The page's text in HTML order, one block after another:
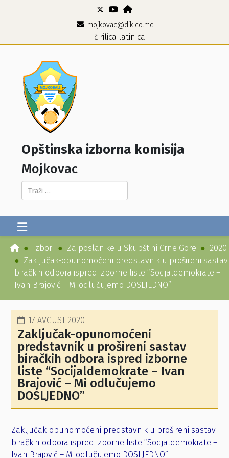
mojkovac@dik.co.me
ćirilica latinica
Opštinska izborna komisija
Mojkovac
Pretraga...
Izbori Za poslanike u Skupštini Crne Gore
2020
Zaključak-opunomoćeni predstavnik u prošireni sastav
biračkih odbora ispred izborne liste “Socijaldemokrate –
Ivan Brajović – Mi odlučujemo DOSLJEDNO”
17 AVGUST 2020
Zaključak-opunomoćeni
predstavnik u prošireni sastav
biračkih odbora ispred izborne
liste “Socijaldemokrate – Ivan
Brajović – Mi odlučujemo
DOSLJEDNO”
Zaključak-opunomoćeni predstavnik u prošireni sastav
biračkih odbora ispred izborne liste “Socijaldemokrate –
Ivan Brajović – Mi odlučujemo DOSLJEDNO”